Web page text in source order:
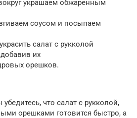
украшаем обжаренным
соусом и посыпаем
салат с рукколой
их
орешков.
что салат с рукколой,
орешками готовится быстро, а